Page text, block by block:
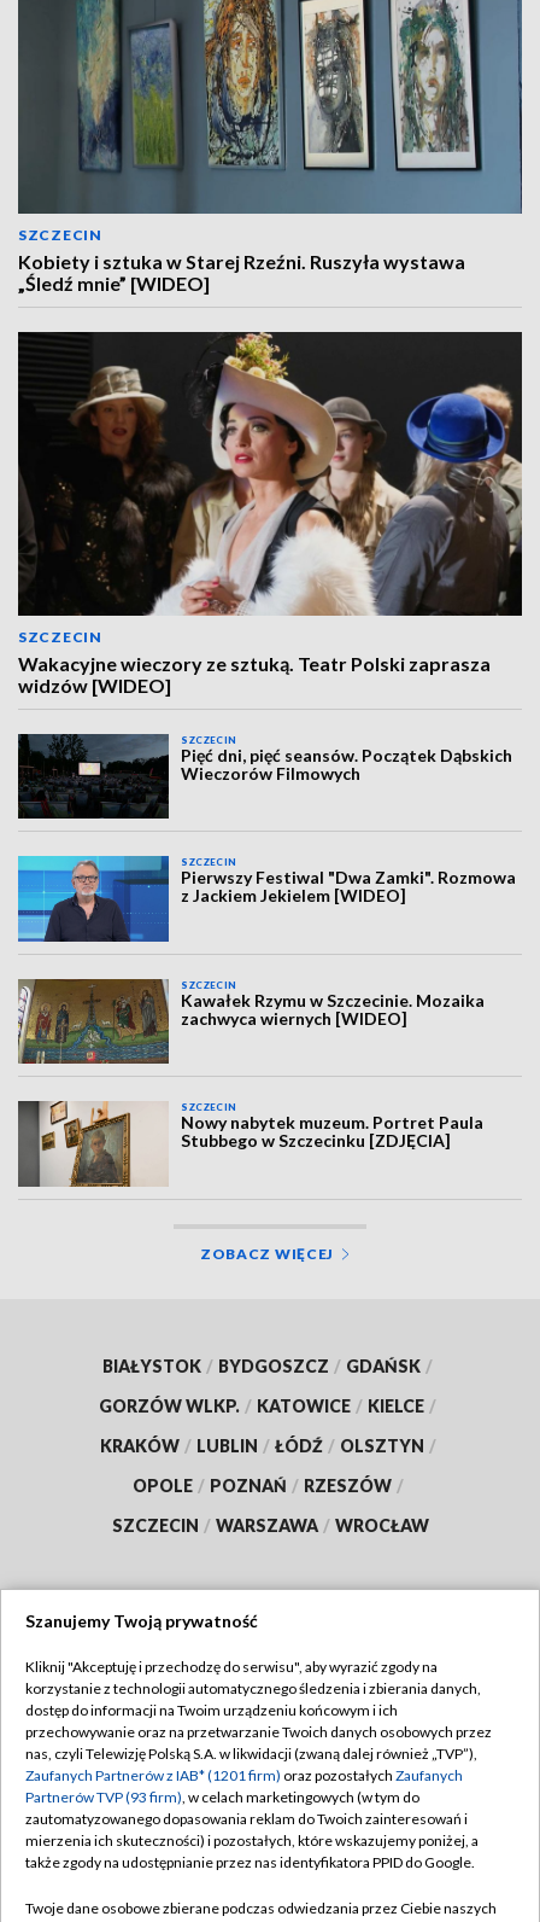
SZCZECIN
Kobiety i sztuka w Starej Rzeźni. Ruszyła wystawa
„Śledź mnie” [WIDEO]
SZCZECIN
Wakacyjne wieczory ze sztuką. Teatr Polski zaprasza
widzów [WIDEO]
SZCZECIN
Pięć dni, pięć seansów. Początek Dąbskich
Wieczorów Filmowych
SZCZECIN
Pierwszy Festiwal "Dwa Zamki". Rozmowa
z Jackiem Jekielem [WIDEO]
SZCZECIN
Kawałek Rzymu w Szczecinie. Mozaika
zachwyca wiernych [WIDEO]
SZCZECIN
Nowy nabytek muzeum. Portret Paula
Stubbego w Szczecinku [ZDJĘCIA]
ZOBACZ WIĘCEJ
BIAŁYSTOK / BYDGOSZCZ / GDAŃSK /
GORZÓW WLKP. / KATOWICE / KIELCE /
KRAKÓW / LUBLIN / ŁÓDŹ / OLSZTYN /
OPOLE / POZNAŃ / RZESZÓW /
SZCZECIN / WARSZAWA / WROCŁAW
TVP
Abonament TVP
Emisja w TVP
Centrum informacji TVP
Naziemna Telewizja Cyfrowa
Regulamin TVP
Polityka prywatności
Moje zgody
Pomoc
Szanujemy Twoją prywatność
Kliknij "Akceptuję i przechodzę do serwisu", aby wyrazić zgody na
korzystanie z technologii automatycznego śledzenia i zbierania danych,
dostęp do informacji na Twoim urządzeniu końcowym i ich
przechowywanie oraz na przetwarzanie Twoich danych osobowych przez
nas, czyli Telewizję Polską S.A. w likwidacji (zwaną dalej również „TVP”),
Zaufanych Partnerów z IAB* (1201 firm) oraz pozostałych Zaufanych
Partnerów TVP (93 firm), w celach marketingowych (w tym do
zautomatyzowanego dopasowania reklam do Twoich zainteresowań i
mierzenia ich skuteczności) i pozostałych, które wskazujemy poniżej, a
także zgody na udostępnianie przez nas identyfikatora PPID do Google.
Twoje dane osobowe zbierane podczas odwiedzania przez Ciebie naszych